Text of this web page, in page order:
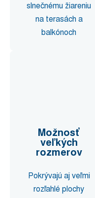
slnečnému žiareniu
na terasách a
balkónoch
Možnosť
veľkých
rozmerov
Pokrývajú aj veľmi
rozľahlé plochy